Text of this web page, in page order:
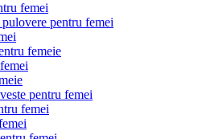
femei
pentru femei
femeie
pentru femei
femei